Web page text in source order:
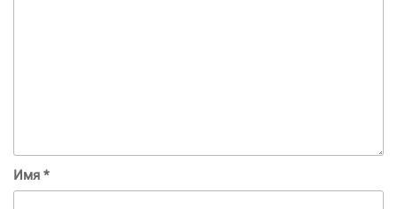
Имя *